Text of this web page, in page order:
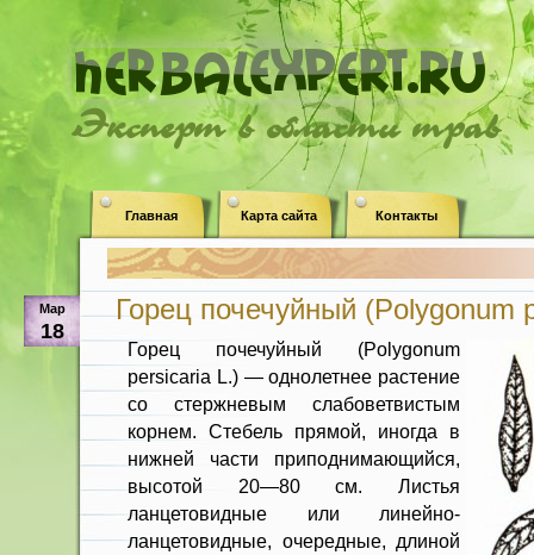
Эксперт в области трав
Главная Карта сайта Контакты
Мар
18
Горец почечуйный (Polygonum
Горец почечуйный (Polygonum
persicaria L.) — однолетнее растение
со стержневым слабоветвистым
корнем. Стебель пря­мой, иногда в
нижней части при­поднимающийся,
высотой 20—80 см. Листья
ланцетовидные или линейно-
ланцетовидные, очередные, длиной